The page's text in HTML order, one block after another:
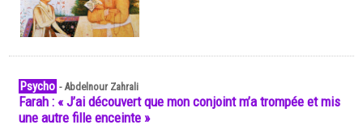
Psycho -Abdelnour Zahrali
Farah : « J’ai découvert que mon conjoint m’a trompée et mis
une autre fille enceinte »